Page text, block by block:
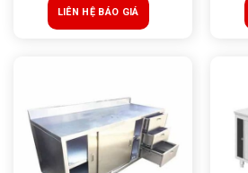
LIÊN HỆ BÁO GIÁ